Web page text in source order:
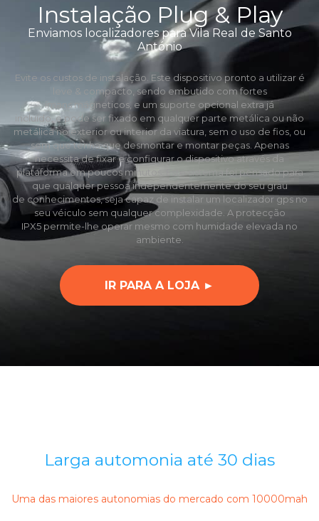
Instalação Plug & Play
Enviamos localizadores para Vila Real de Santo
António
Evite os custos de instalação. Este dispositivo pronto a utilizar é
leve & compacto, sendo embutido com fortes
ímans mágneticos, e um suporte opcional extra já
incluído, e pode ser fixado em qualquer parte metálica ou não
metálica no exterior ou interior da viatura, sem o uso de fios, ou
sem que tenha que desmontar e montar peças. Apenas
necessita de fixar e configurar o dispositivo através da
plataforma em poucos minutos. Este sistema foi pensado para
que qualquer pessoa independentemente do seu grau
de conhecimentos, seja capaz de instalar um localizador gps no
seu véiculo sem qualquer complexidade. A protecção
IPX5 permite-lhe operar mesmo com humidade elevada no
ambiente.
IR PARA A LOJA ►
Larga automonia até 30 dias
Uma das maiores autonomias do mercado com 10000mah